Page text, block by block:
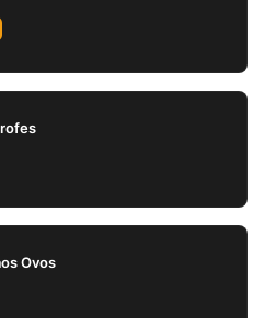
Ovos